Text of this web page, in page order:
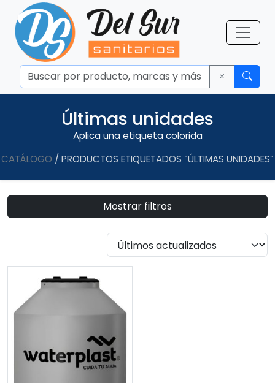
Últimas unidades
Aplica una etiqueta colorida
CATÁLOGO / PRODUCTOS ETIQUETADOS “ÚLTIMAS UNIDADES”
Mostrar filtros